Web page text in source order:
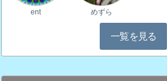
ent めずら
一覧を見る